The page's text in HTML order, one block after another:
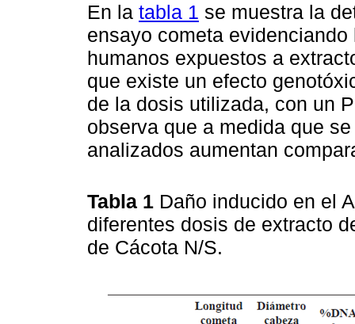
En la tabla 1 se muestra la
ensayo cometa
humanos expuestos a
que existe un efecto
de la dosis utilizada, con un
observa que a medida que
analizados aumentan
Tabla 1 Daño inducido en el
diferentes dosis de extracto
de Cácota N/S.